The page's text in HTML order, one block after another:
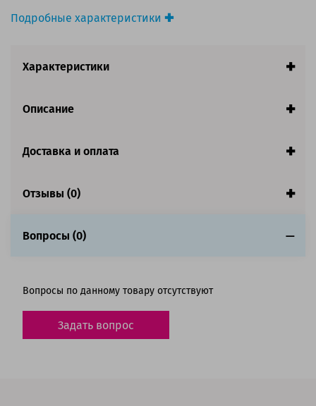
Подробные характеристики
Вид товара:Картридж лазерный
Ресурс:10 000 страниц формата А4 при 5%
Страна:Япония
Характеристики
Описание
Доставка и оплата
Отзывы (0)
Вопросы (0)
Вопросы по данному товару отсутствуют
Задать вопрос